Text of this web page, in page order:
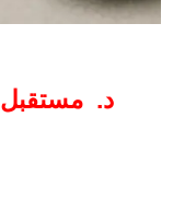
د. مستقبل